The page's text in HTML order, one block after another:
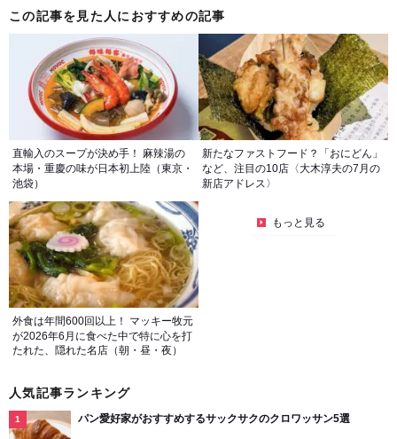
この記事を見た人におすすめの記事
直輸入のスープが決め手！ 麻辣湯の
本場・重慶の味が日本初上陸（東京・
池袋）
新たなファストフード？「おにどん」
など、注目の10店〈大木淳夫の7月の
新店アドレス〉
外食は年間600回以上！ マッキー牧元
が2026年6月に食べた中で特に心を打
たれた、隠れた名店（朝・昼・夜）
もっと見る
人気記事ランキング
パン愛好家がおすすめするサックサクのクロワッサン5選